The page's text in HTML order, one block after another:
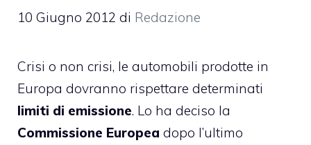
10 Giugno 2012 di Redazione
Crisi o non crisi, le automobili prodotte in
Europa dovranno rispettare determinati
limiti di emissione. Lo ha deciso la
Commissione Europea dopo l’ultimo